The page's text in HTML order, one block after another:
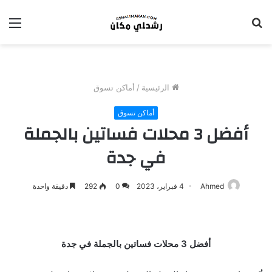
الرئيسية / أماكن تسوق
أماكن تسوق
أفضل 3 محلات فساتين بالجملة
في جدة
Ahmed 4 فبراير، 2023 0
292 دقيقة واحدة
أفضل 3 محلات فساتين بالجملة في جدة